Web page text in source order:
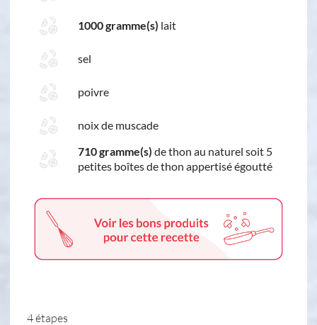
1000 gramme(s) lait
sel
poivre
noix de muscade
710 gramme(s) de thon au naturel soit 5
petites boîtes de thon appertisé égoutté
4 étapes